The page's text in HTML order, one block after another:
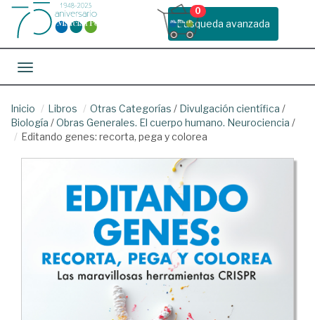
Busqueda avanzada
0
Toggle navigation
Inicio Libros Otras Categorías / Divulgación científica /
Biología /Obras Generales. El cuerpo humano. Neurociencia /
Editando genes: recorta, pega y colorea